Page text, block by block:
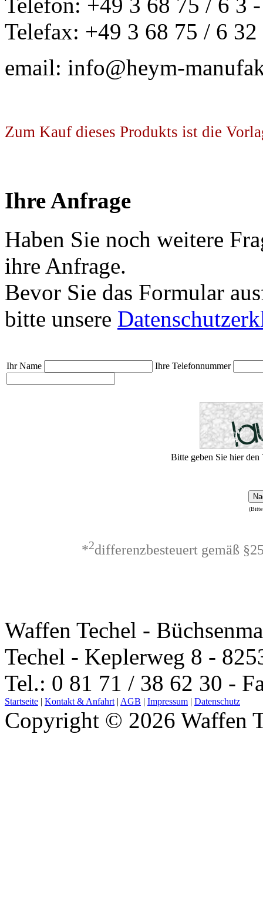
Telefon: +49 3 68 75 / 6 3
Telefax: +49 3 68 75 / 6 32
email: info@heym-
Zum Kauf dieses Produkts ist die
Ihre Anfrage
Haben Sie noch weitere
ihre Anfrage.
Bevor Sie das Formular
bitte unsere
Ihr Name Ihre Telefonnummer
Bitte geben Sie hier
(Bitte
*2differenzbesteuert gemäß
Waffen Techel -
Techel - Keplerweg 8 -
Tel.: 0 81 71 / 38 62 30 -
Startseite | Kontakt & Anfahrt | AGB | Impressum | Datenschutz
Copyright © 2026 Waffen